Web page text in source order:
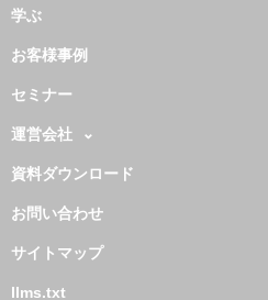
学ぶ
お客様事例
セミナー
運営会社
資料ダウンロード
お問い合わせ
サイトマップ
llms.txt